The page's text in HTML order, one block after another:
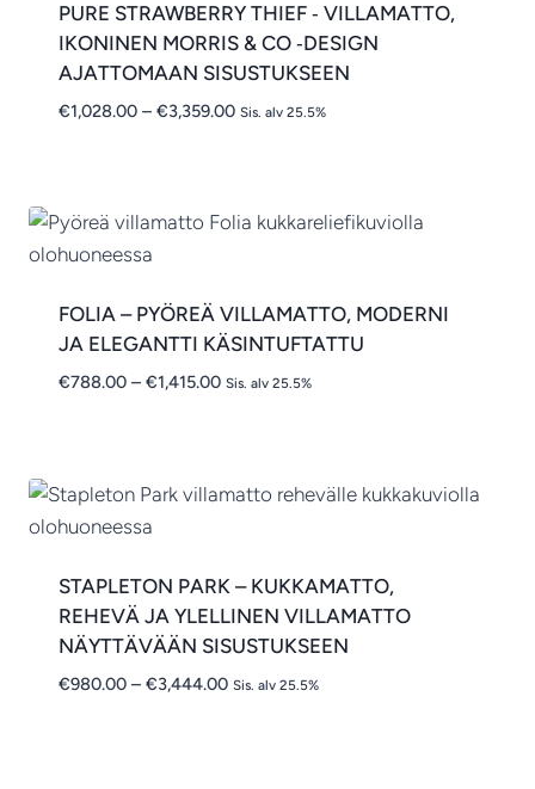
PURE STRAWBERRY THIEF ‑ VILLAMATTO,
IKONINEN MORRIS & CO ‑DESIGN
AJATTOMAAN SISUSTUKSEEN
€1,028.00 – €3,359.00Hintaluokka:
Sis. alv 25.5%
FOLIA – PYÖREÄ VILLAMATTO, MODERNI
JA ELEGANTTI KÄSINTUFTATTU
€788.00 – €1,415.00Hintaluokka:
Sis. alv 25.5%
STAPLETON PARK – KUKKAMATTO,
REHEVÄ JA YLELLINEN VILLAMATTO
NÄYTTÄVÄÄN SISUSTUKSEEN
€980.00 – €3,444.00Hintaluokka:
Sis. alv 25.5%